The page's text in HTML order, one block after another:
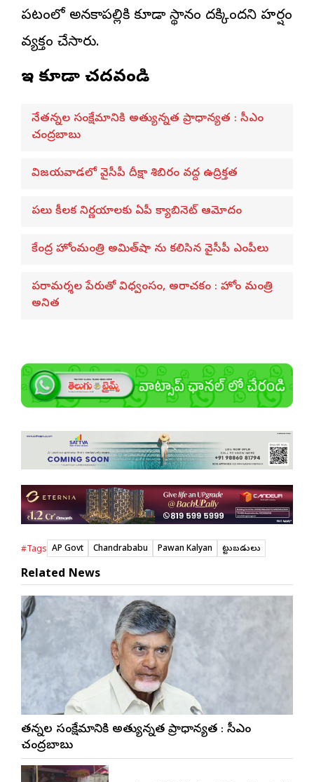
పటంలో అనకాపల్లికి కూడా స్థానం దక్కిందని హర్షం
వ్యక్తం చేసారు.
ఇవి కూడా చదవండి
నేతన్నల సంక్షేమానికి అత్యున్నత ప్రాధాన్యత : సీఎం
చంద్రబాబు
విజయవాడలో వైసీపీ దీక్షా శిబిరం వద్ద ఉద్రిక్తత
పలు కీలక నిర్ణయాలకు ఏపీ క్యాబినెట్ ఆమోదం
కేంద్ర హోంమంత్రి అమిత్‌షా ను కలిసిన వైసీపీ ఎంపీలు
పరామర్శల పేరుతో విధ్వంసం, అరాచకం : హోం మంత్రి
అనిత
#Tags AP Govt Chandrababu Pawan Kalyan పెట్టుబడులు
Related News
నేతన్నల సంక్షేమానికి అత్యున్నత ప్రాధాన్యత : సీఎం
చంద్రబాబు